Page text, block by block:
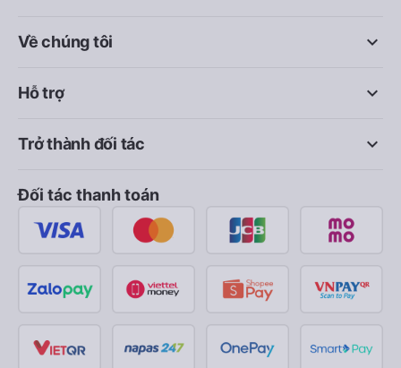
keyboard_arrow_down
Về chúng tôi
keyboard_arrow_down
Hỗ trợ
keyboard_arrow_down
Trở thành đối tác
Đối tác thanh toán